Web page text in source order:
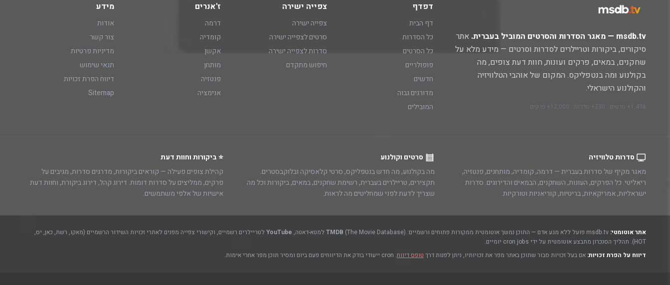
msdb.tv — מאגר הסדרות והסרטים המוביל בעברית.
אתר
סיקורים, ביקורות וטריילרים לסדרות וסרטים — מידע מלא על
שחקנים, במאים, פרקים ועונות, חוות דעת צופים, מה
בקולנוע ומה בנטפליקס. המקום של אוהבי הטלוויזיה
והקולנוע הישראלי.
1,436+ סרטים · 230+ סדרות · 12,000+ פרקים
דפדף
דף הבית
כל הסדרות
כל הסרטים
פופולריים
חדשים
מדורגים גבוה
המובילים
צפייה ישירה
צפייה ישירה
סרטים לצפייה ישירה
סדרות לצפייה ישירה
חיפוש מתקדם
ז'אנרים
דרמה
קומדיה
אקשן
מותחן
פנטזיה
אנימציה
מידע
אודות
צור קשר
מדיניות פרטיות
תנאי שימוש
דיווח הפרת זכויות
Sitemap
סדרות טלוויזיה
מאגר מקיף של סדרות בעברית — דרמה, קומדיה, מותחנים, פנטזיה,
ריאליטי. כל הפרקים, העונות, השחקנים, הבמאים והדירוגים. סדרות
ישראליות, אמריקאיות, בריטיות, קוריאניות וטורקיות.
סרטים וקולנוע
מה בקולנוע, מה חדש בנטפליקס, סרטי קלאסיקה ובלוקבסטרים.
תקצירים, טריילרים בעברית, רשימת שחקנים, במאים, ביקורות וכל מה
שצריך לדעת לפני שמחליטים מה לראות.
⭐ ביקורות וחוות דעת
קהילת צופים פעילה — קוראים ביקורות, מדרגים סדרות, מגיבים על
פרקים, ממליצים על סדרות דומות. דירוג קהל, דירוג ביקורת, וחוות דעת
אישיות של אלפי משתמשים.
אתר אוטומטי: TMDB (The Movie Database) למטא-דאטה, YouTubeלטריילרים רשמיים, וקישורי צפייה מפנים לאתרי זכויות השידור הרשמיים (מאקו, רשת, כאן, יס,
HOT). תהליך הסנכרון מתבצע אוטומטית על ידי cron jobs יומיים.
דיווח על הפרת זכויות: אם בעל זכויות סבור שתוכן באתר מפר את זכויותיו, ניתן לפנות דרך טופס דיווח. cron ייעודי בודק את הדיווחים פעם ביום ומסיר תוכן מפר אחרי אימות.